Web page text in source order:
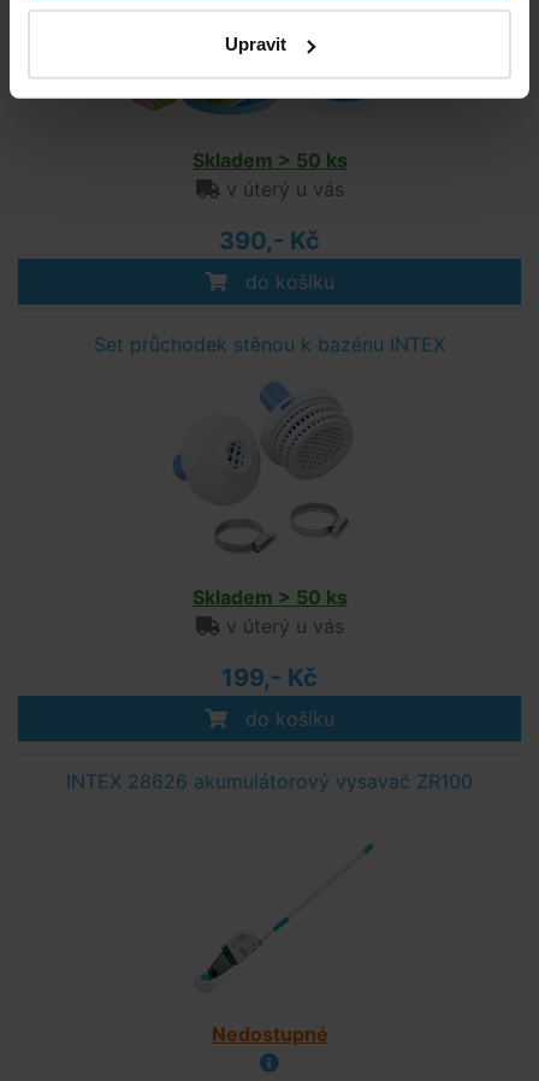
Upravit
Skladem > 50 ks
v úterý u vás
390,- Kč
do košíku
Set průchodek stěnou k bazénu INTEX
Skladem > 50 ks
v úterý u vás
199,- Kč
do košíku
INTEX 28626 akumulátorový vysavač ZR100
Nedostupné